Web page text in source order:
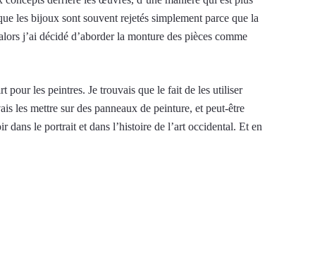
les bijoux sont souvent rejetés simplement parce que la
j’ai décidé d’aborder la monture des pièces comme
pour les peintres. Je trouvais que le fait de les utiliser
les mettre sur des panneaux de peinture, et peut-être
dans le portrait et dans l’histoire de l’art occidental. Et en